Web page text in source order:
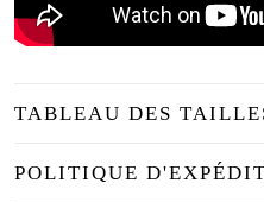
TABLEAU DES
POLITIQUE